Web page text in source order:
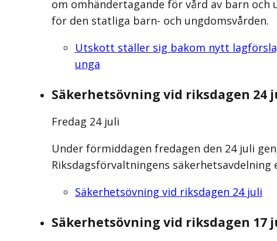
om omhändertagande för vård av barn och
för den statliga barn- och ungdomsvården.
Utskott ställer sig bakom nytt
unga
Säkerhetsövning vid riksdagen 24
Fredag 24 juli
Under förmiddagen fredagen den 24 juli
Riksdagsförvaltningens säkerhetsavdelning
Säkerhetsövning vid riksdagen 24 juli
Säkerhetsövning vid riksdagen 17